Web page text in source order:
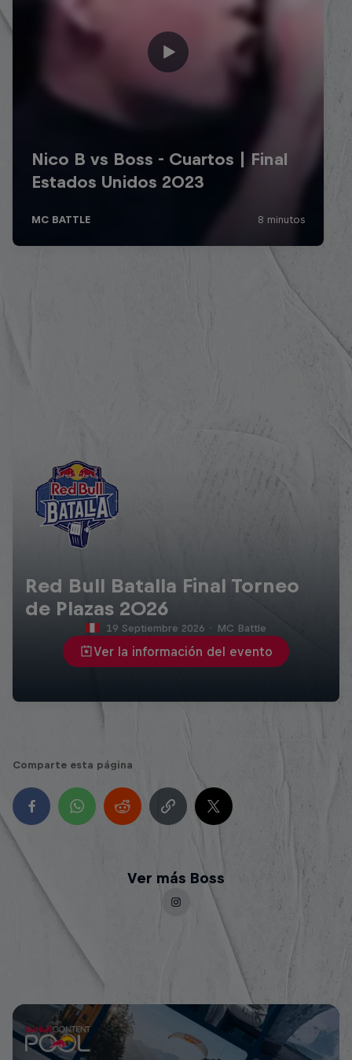
Red Bull Batalla Final Torneo
de Plazas 2026
Ver la información del evento
19 Septiembre 2026 · MC Battle
Comparte esta página
Ver más Boss